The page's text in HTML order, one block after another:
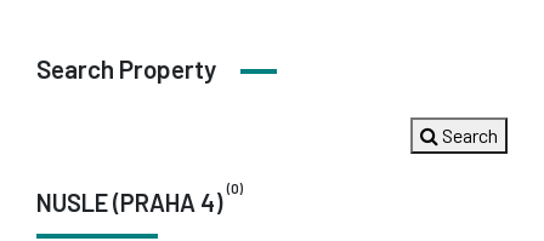
Search Property
Search
NUSLE (PRAHA 4) (0)